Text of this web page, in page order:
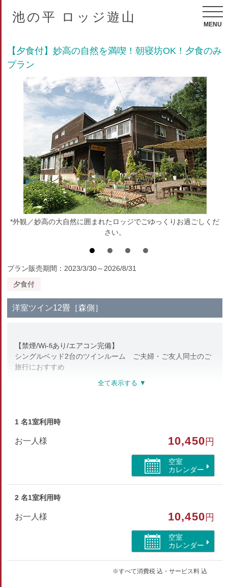
池の平 ロッジ遊山
MENU
【夕食付】妙高の自然を満喫！朝寝坊OK！夕食のみ
プラン
*外観／妙高の大自然に囲まれたロッジでごゆっくりお過ごしくだ
さい。
プラン販売期間：2023/3/30～2026/8/31
夕食付
洋室ツイン12畳［森側］
【禁煙/Wi-fiあり/エアコン完備】
シングルベッド2台のツインルーム ご夫婦・ご友人同士のご
旅行におすすめ
【アメニティ】グリーンシーズンのみ、浴衣・ハミガキセッ
【館内】無料でご利用いただけるコインランドリーあり
1 名1室利用時
お一人様 10,450 円
空室
カレンダー
2 名1室利用時
お一人様 10,450 円
空室
カレンダー
※すべて消費税 込・サービス料 込